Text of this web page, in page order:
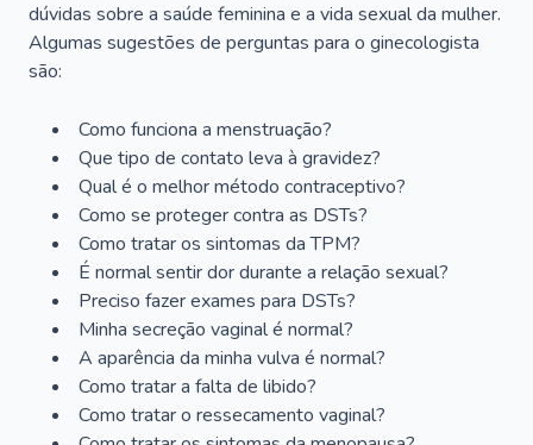
dúvidas sobre a saúde feminina e a vida sexual da mulher.
Algumas sugestões de perguntas para o ginecologista
são:
Como funciona a menstruação?
Que tipo de contato leva à gravidez?
Qual é o melhor método contraceptivo?
Como se proteger contra as DSTs?
Como tratar os sintomas da TPM?
É normal sentir dor durante a relação sexual?
Preciso fazer exames para DSTs?
Minha secreção vaginal é normal?
A aparência da minha vulva é normal?
Como tratar a falta de libido?
Como tratar o ressecamento vaginal?